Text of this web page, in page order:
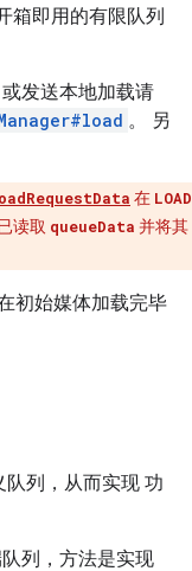
箱即用的有限队列
或发送本地加载请
。 另
在 LOAD
读取 queueData 并将其
初始媒体加载完毕
列，从而实现 功
列，方法是实现